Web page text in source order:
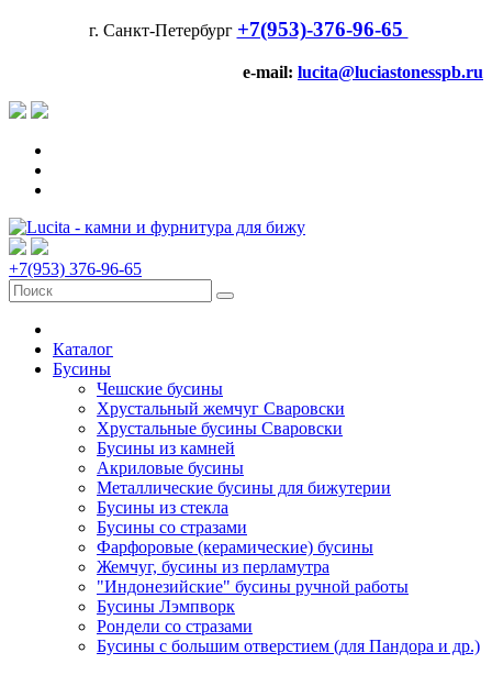
г. Санкт-Петербург +7(953)-376-96-65
e-mail: lucita@luciastonesspb.ru
+7(953) 376-96-65
Каталог
Бусины
Чешские бусины
Хрустальный жемчуг Сваровски
Хрустальные бусины Сваровски
Бусины из камней
Акриловые бусины
Металлические бусины для бижутерии
Бусины из стекла
Бусины со стразами
Фарфоровые (керамические) бусины
Жемчуг, бусины из перламутра
"Индонезийские" бусины ручной работы
Бусины Лэмпворк
Рондели со стразами
Бусины с большим отверстием (для Пандора и др.)